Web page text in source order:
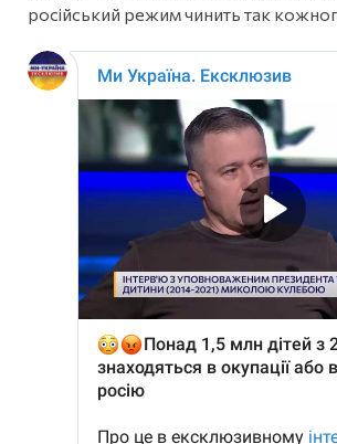
російський режим чинить так